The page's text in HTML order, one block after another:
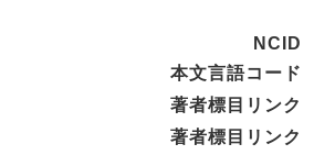
NCID
本文言語コード
著者標目リンク
著者標目リンク